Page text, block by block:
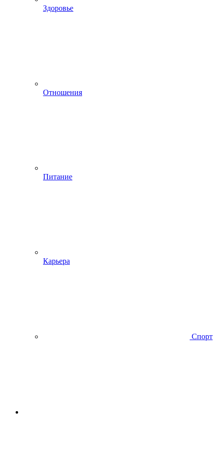
Здоровье
Отношения
Питание
Карьера
Спорт